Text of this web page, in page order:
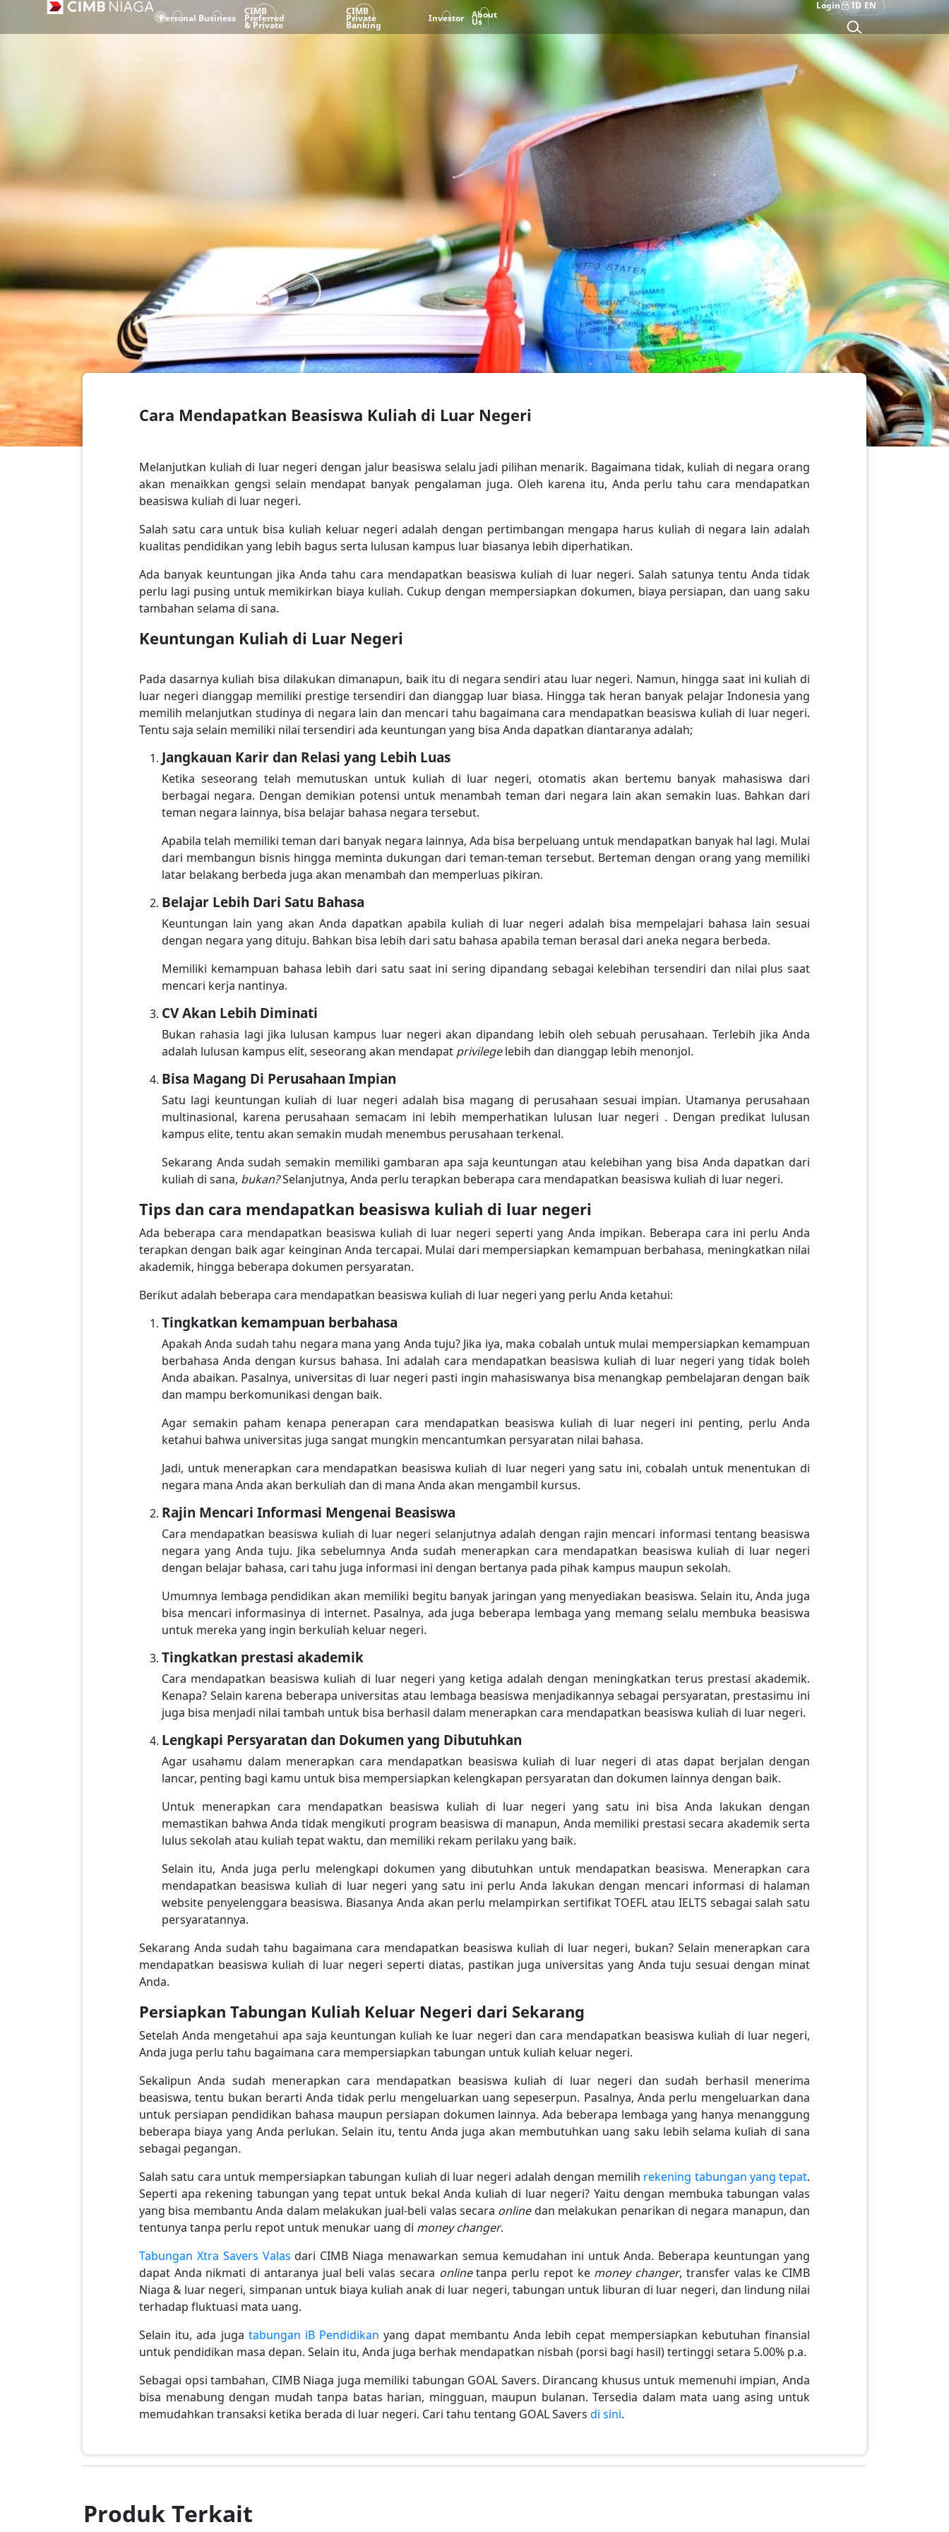
Personal Business
CIMB
Preferred
& Private
CIMB
Private
Banking
Investor About
Us
Login ID EN
Cara Mendapatkan Beasiswa Kuliah di Luar Negeri
Melanjutkan kuliah di luar negeri dengan jalur beasiswa selalu jadi pilihan menarik. Bagaimana tidak, kuliah di negara orang
akan menaikkan gengsi selain mendapat banyak pengalaman juga. Oleh karena itu, Anda perlu tahu cara mendapatkan
beasiswa kuliah di luar negeri.
Salah satu cara untuk bisa kuliah keluar negeri adalah dengan pertimbangan mengapa harus kuliah di negara lain adalah
kualitas pendidikan yang lebih bagus serta lulusan kampus luar biasanya lebih diperhatikan.
Ada banyak keuntungan jika Anda tahu cara mendapatkan beasiswa kuliah di luar negeri. Salah satunya tentu Anda tidak
perlu lagi pusing untuk memikirkan biaya kuliah. Cukup dengan mempersiapkan dokumen, biaya persiapan, dan uang saku
tambahan selama di sana.
Keuntungan Kuliah di Luar Negeri
Pada dasarnya kuliah bisa dilakukan dimanapun, baik itu di negara sendiri atau luar negeri. Namun, hingga saat ini kuliah di
luar negeri dianggap memiliki prestige tersendiri dan dianggap luar biasa. Hingga tak heran banyak pelajar Indonesia yang
memilih melanjutkan studinya di negara lain dan mencari tahu bagaimana cara mendapatkan beasiswa kuliah di luar negeri.
Tentu saja selain memiliki nilai tersendiri ada keuntungan yang bisa Anda dapatkan diantaranya adalah;
Jangkauan Karir dan Relasi yang Lebih Luas
Ketika seseorang telah memutuskan untuk kuliah di luar negeri, otomatis akan bertemu banyak mahasiswa dari
berbagai negara. Dengan demikian potensi untuk menambah teman dari negara lain akan semakin luas. Bahkan dari
teman negara lainnya, bisa belajar bahasa negara tersebut.
Apabila telah memiliki teman dari banyak negara lainnya, Ada bisa berpeluang untuk mendapatkan banyak hal lagi. Mulai
dari membangun bisnis hingga meminta dukungan dari teman-teman tersebut. Berteman dengan orang yang memiliki
latar belakang berbeda juga akan menambah dan memperluas pikiran.
Belajar Lebih Dari Satu Bahasa
Keuntungan lain yang akan Anda dapatkan apabila kuliah di luar negeri adalah bisa mempelajari bahasa lain sesuai
dengan negara yang dituju. Bahkan bisa lebih dari satu bahasa apabila teman berasal dari aneka negara berbeda.
Memiliki kemampuan bahasa lebih dari satu saat ini sering dipandang sebagai kelebihan tersendiri dan nilai plus saat
mencari kerja nantinya.
CV Akan Lebih Diminati
Bukan rahasia lagi jika lulusan kampus luar negeri akan dipandang lebih oleh sebuah perusahaan. Terlebih jika Anda
adalah lulusan kampus elit, seseorang akan mendapat privilegelebih dan dianggap lebih menonjol.
Bisa Magang Di Perusahaan Impian
Satu lagi keuntungan kuliah di luar negeri adalah bisa magang di perusahaan sesuai impian. Utamanya perusahaan
multinasional, karena perusahaan semacam ini lebih memperhatikan lulusan luar negeri . Dengan predikat lulusan
kampus elite, tentu akan semakin mudah menembus perusahaan terkenal.
Sekarang Anda sudah semakin memiliki gambaran apa saja keuntungan atau kelebihan yang bisa Anda dapatkan dari
kuliah di sana, bukan?Selanjutnya, Anda perlu terapkan beberapa cara mendapatkan beasiswa kuliah di luar negeri.
Tips dan cara mendapatkan beasiswa kuliah di luar negeri
Ada beberapa cara mendapatkan beasiswa kuliah di luar negeri seperti yang Anda impikan. Beberapa cara ini perlu Anda
terapkan dengan baik agar keinginan Anda tercapai. Mulai dari mempersiapkan kemampuan berbahasa, meningkatkan nilai
akademik, hingga beberapa dokumen persyaratan.
Berikut adalah beberapa cara mendapatkan beasiswa kuliah di luar negeri yang perlu Anda ketahui:
Tingkatkan kemampuan berbahasa
Apakah Anda sudah tahu negara mana yang Anda tuju? Jika iya, maka cobalah untuk mulai mempersiapkan kemampuan
berbahasa Anda dengan kursus bahasa. Ini adalah cara mendapatkan beasiswa kuliah di luar negeri yang tidak boleh
Anda abaikan. Pasalnya, universitas di luar negeri pasti ingin mahasiswanya bisa menangkap pembelajaran dengan baik
dan mampu berkomunikasi dengan baik.
Agar semakin paham kenapa penerapan cara mendapatkan beasiswa kuliah di luar negeri ini penting, perlu Anda
ketahui bahwa universitas juga sangat mungkin mencantumkan persyaratan nilai bahasa.
Jadi, untuk menerapkan cara mendapatkan beasiswa kuliah di luar negeri yang satu ini, cobalah untuk menentukan di
negara mana Anda akan berkuliah dan di mana Anda akan mengambil kursus.
Rajin Mencari Informasi Mengenai Beasiswa
Cara mendapatkan beasiswa kuliah di luar negeri selanjutnya adalah dengan rajin mencari informasi tentang beasiswa
negara yang Anda tuju. Jika sebelumnya Anda sudah menerapkan cara mendapatkan beasiswa kuliah di luar negeri
dengan belajar bahasa, cari tahu juga informasi ini dengan bertanya pada pihak kampus maupun sekolah.
Umumnya lembaga pendidikan akan memiliki begitu banyak jaringan yang menyediakan beasiswa. Selain itu, Anda juga
bisa mencari informasinya di internet. Pasalnya, ada juga beberapa lembaga yang memang selalu membuka beasiswa
untuk mereka yang ingin berkuliah keluar negeri.
Tingkatkan prestasi akademik
Cara mendapatkan beasiswa kuliah di luar negeri yang ketiga adalah dengan meningkatkan terus prestasi akademik.
Kenapa? Selain karena beberapa universitas atau lembaga beasiswa menjadikannya sebagai persyaratan, prestasimu ini
juga bisa menjadi nilai tambah untuk bisa berhasil dalam menerapkan cara mendapatkan beasiswa kuliah di luar negeri.
Lengkapi Persyaratan dan Dokumen yang Dibutuhkan
Agar usahamu dalam menerapkan cara mendapatkan beasiswa kuliah di luar negeri di atas dapat berjalan dengan
lancar, penting bagi kamu untuk bisa mempersiapkan kelengkapan persyaratan dan dokumen lainnya dengan baik.
Untuk menerapkan cara mendapatkan beasiswa kuliah di luar negeri yang satu ini bisa Anda lakukan dengan
memastikan bahwa Anda tidak mengikuti program beasiswa di manapun, Anda memiliki prestasi secara akademik serta
lulus sekolah atau kuliah tepat waktu, dan memiliki rekam perilaku yang baik.
Selain itu, Anda juga perlu melengkapi dokumen yang dibutuhkan untuk mendapatkan beasiswa. Menerapkan cara
mendapatkan beasiswa kuliah di luar negeri yang satu ini perlu Anda lakukan dengan mencari informasi di halaman
website penyelenggara beasiswa. Biasanya Anda akan perlu melampirkan sertifikat TOEFL atau IELTS sebagai salah satu
persyaratannya.
Sekarang Anda sudah tahu bagaimana cara mendapatkan beasiswa kuliah di luar negeri, bukan? Selain menerapkan cara
mendapatkan beasiswa kuliah di luar negeri seperti diatas, pastikan juga universitas yang Anda tuju sesuai dengan minat
Anda.
Persiapkan Tabungan Kuliah Keluar Negeri dari Sekarang
Setelah Anda mengetahui apa saja keuntungan kuliah ke luar negeri dan cara mendapatkan beasiswa kuliah di luar negeri,
Anda juga perlu tahu bagaimana cara mempersiapkan tabungan untuk kuliah keluar negeri.
Sekalipun Anda sudah menerapkan cara mendapatkan beasiswa kuliah di luar negeri dan sudah berhasil menerima
beasiswa, tentu bukan berarti Anda tidak perlu mengeluarkan uang sepeserpun. Pasalnya, Anda perlu mengeluarkan dana
untuk persiapan pendidikan bahasa maupun persiapan dokumen lainnya. Ada beberapa lembaga yang hanya menanggung
beberapa biaya yang Anda perlukan. Selain itu, tentu Anda juga akan membutuhkan uang saku lebih selama kuliah di sana
sebagai pegangan.
Salah satu cara untuk mempersiapkan tabungan kuliah di luar negeri adalah dengan memilih rekening tabungan yang tepat.
Seperti apa rekening tabungan yang tepat untuk bekal Anda kuliah di luar negeri? Yaitu dengan membuka tabungan valas
yang bisa membantu Anda dalam melakukan jual-beli valas secara onlinedan melakukan penarikan di negara manapun, dan
tentunya tanpa perlu repot untuk menukar uang di money changer.
Tabungan Xtra Savers Valas dari CIMB Niaga menawarkan semua kemudahan ini untuk Anda. Beberapa keuntungan yang
dapat Anda nikmati di antaranya jual beli valas secara onlinetanpa perlu repot ke money changer, transfer valas ke CIMB
Niaga & luar negeri, simpanan untuk biaya kuliah anak di luar negeri, tabungan untuk liburan di luar negeri, dan lindung nilai
terhadap fluktuasi mata uang.
Selain itu, ada juga tabungan iB Pendidikan yang dapat membantu Anda lebih cepat mempersiapkan kebutuhan finansial
untuk pendidikan masa depan. Selain itu, Anda juga berhak mendapatkan nisbah (porsi bagi hasil) tertinggi setara 5.00% p.a.
Sebagai opsi tambahan, CIMB Niaga juga memiliki tabungan GOAL Savers. Dirancang khusus untuk memenuhi impian, Anda
bisa menabung dengan mudah tanpa batas harian, mingguan, maupun bulanan. Tersedia dalam mata uang asing untuk
memudahkan transaksi ketika berada di luar negeri. Cari tahu tentang GOAL Savers di sini.
Produk Terkait